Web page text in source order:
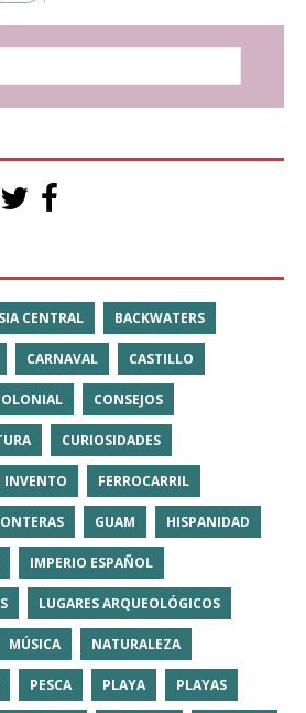
CENTRAL BACKWATERS
CARNAVAL CASTILLO
CONSEJOS
CURIOSIDADES
INVENTO FERROCARRIL
GUAM HISPANIDAD
IMPERIO ESPAÑOL
LUGARES ARQUEOLÓGICOS
MÚSICA NATURALEZA
PESCA PLAYA PLAYAS